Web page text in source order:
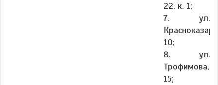
22, к. 1;
7. ул.
10;
8. ул.
Трофимова,
15;